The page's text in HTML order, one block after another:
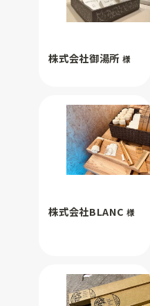
株式会社御湯所 様
株式会社BLANC様